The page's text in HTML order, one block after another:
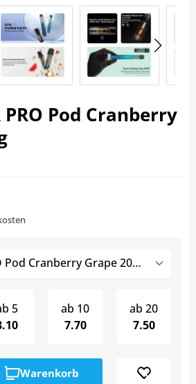
PRO Pod Cranberry
Elfbar ELFA PRO Pod Cranberry Grape 20mg
5
ab 10
7.70
ab 20
7.50
Warenkorb